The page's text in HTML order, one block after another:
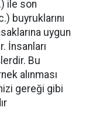
ile son
buyruklarını
uygun
İnsanları
Bu
alınması
gereği gibi